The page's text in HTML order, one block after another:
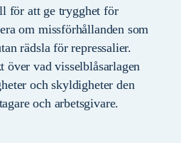
för att ge trygghet för
om missförhållanden som
rädsla för repressalier.
vad visselblåsarlagen
och skyldigheter den
och arbetsgivare.